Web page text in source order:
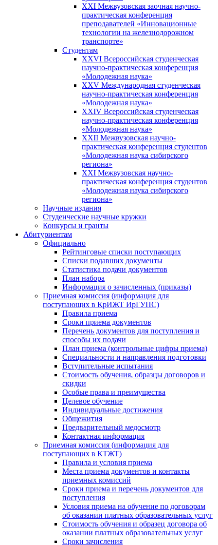
XXI Межвузовская заочная научно-
практическая конференция
преподавателей «Инновационные
технологии на железнодорожном
транспорте»
Студентам
XXVI Всероссийская студенческая
научно-практическая конференция
«Молодежная наука»
XXV Международная студенческая
научно-практическая конференция
«Молодежная наука»
XXIV Всероссийская студенческая
научно-практическая конференция
«Молодежная наука»
XXII Межвузовская научно-
практическая конференция студентов
«Молодежная наука сибирского
региона»
XXI Межвузовская научно-
практическая конференция студентов
«Молодежная наука сибирского
региона»
Научные издания
Студенческие научные кружки
Конкурсы и гранты
Абитуриентам
Официально
Рейтинговые списки поступающих
Списки подавших документы
Статистика подачи документов
План набора
Информация о зачисленных (приказы)
Приемная комиссия (информация для
поступающих в КрИЖТ ИрГУПС)
Правила приема
Сроки приема документов
Перечень документов для поступления и
способы их подачи
План приема (контрольные цифры приема)
Специальности и направления подготовки
Вступительные испытания
Стоимость обучения, образцы договоров и
скидки
Особые права и преимущества
Целевое обучение
Индивидуальные достижения
Общежития
Предварительный медосмотр
Контактная информация
Приемная комиссия (информация для
поступающих в КТЖТ)
Правила и условия приема
Места приема документов и контакты
приемных комиссий
Сроки приема и перечень документов для
поступления
Условия приема на обучение по договорам
об оказании платных образовательных услуг
Стоимость обучения и образец договора об
оказании платных образовательных услуг
Сроки зачисления